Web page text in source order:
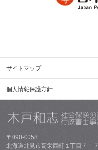
サイトマップ
個人情報保護方針
〒090-0058
北海道北見市高栄西町１丁目７－７